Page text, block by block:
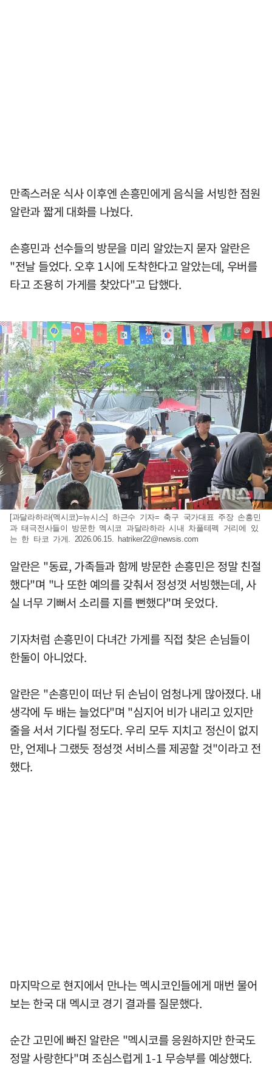
만족스러운 식사 이후엔 손흥민에게 음식을 서빙한 점원
알란과 짧게 대화를 나눴다.
손흥민과 선수들의 방문을 미리 알았는지 묻자 알란은
"전날 들었다. 오후 1시에 도착한다고 알았는데, 우버를
타고 조용히 가게를 찾았다"고 답했다.
[과달라하라(멕시코)=뉴시스] 하근수 기자= 축구 국가대표 주장 손흥민
과 태극전사들이 방문한 멕시코 과달라하라 시내 차풀테펙 거리에 있
는 한 타코 가게. 2026.06.15.
hatriker22@newsis.com
알란은 "동료, 가족들과 함께 방문한 손흥민은 정말 친절
했다"며 "나 또한 예의를 갖춰서 정성껏 서빙했는데, 사
실 너무 기뻐서 소리를 지를 뻔했다"며 웃었다.
기자처럼 손흥민이 다녀간 가게를 직접 찾은 손님들이
한둘이 아니었다.
알란은 "손흥민이 떠난 뒤 손님이 엄청나게 많아졌다. 내
생각에 두 배는 늘었다"며 "심지어 비가 내리고 있지만
줄을 서서 기다릴 정도다. 우리 모두 지치고 정신이 없지
만, 언제나 그랬듯 정성껏 서비스를 제공할 것"이라고 전
했다.
마지막으로 현지에서 만나는 멕시코인들에게 매번 물어
보는 한국 대 멕시코 경기 결과를 질문했다.
순간 고민에 빠진 알란은 "멕시코를 응원하지만 한국도
정말 사랑한다"며 조심스럽게 1-1 무승부를 예상했다.